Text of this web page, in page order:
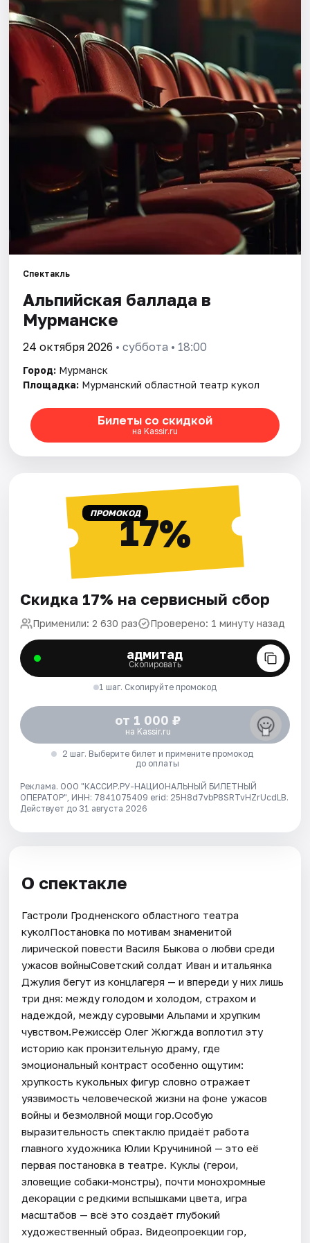
Города
Площадки
Артисты
Рейтинги
Спектакль
Альпийская баллада в
Мурманске
24 октября 2026 • суббота • 18:00
Город: Мурманск
Площадка: Мурманский областной театр кукол
Билеты со скидкой
на Kassir.ru
ПРОМОКОД17%
Скидка 17% на сервисный сбор
Применили: 2 630 раз Проверено: 1 минуту назад
адмитад
Скопировать
1 шаг. Скопируйте промокод
от 1 000 ₽
на Kassir.ru
2 шаг. Выберите билет и примените промокод
до оплаты
Реклама. ООО "КАССИР.РУ-НАЦИОНАЛЬНЫЙ БИЛЕТНЫЙ
ОПЕРАТОР", ИНН: 7841075409 erid: 25H8d7vbP8SRTvHZrUcdLB.
Действует до 31 августа 2026
О спектакле
Гастроли Гродненского областного театра
куколПостановка по мотивам знаменитой
лирической повести Василя Быкова о любви среди
ужасов войныСоветский солдат Иван и итальянка
Джулия бегут из концлагеря — и впереди у них лишь
три дня: между голодом и холодом, страхом и
надеждой, между суровыми Альпами и хрупким
чувством.Режиссёр Олег Жюгжда воплотил эту
историю как пронзительную драму, где
эмоциональный контраст особенно ощутим:
хрупкость кукольных фигур словно отражает
уязвимость человеческой жизни на фоне ужасов
войны и безмолвной мощи гор.Особую
выразительность спектаклю придаёт работа
главного художника Юлии Кручининой — это её
первая постановка в театре. Куклы (герои,
зловещие собаки‑монстры), почти монохромные
декорации с редкими вспышками цвета, игра
масштабов — всё это создаёт глубокий
художественный образ. Видеопроекции гор,